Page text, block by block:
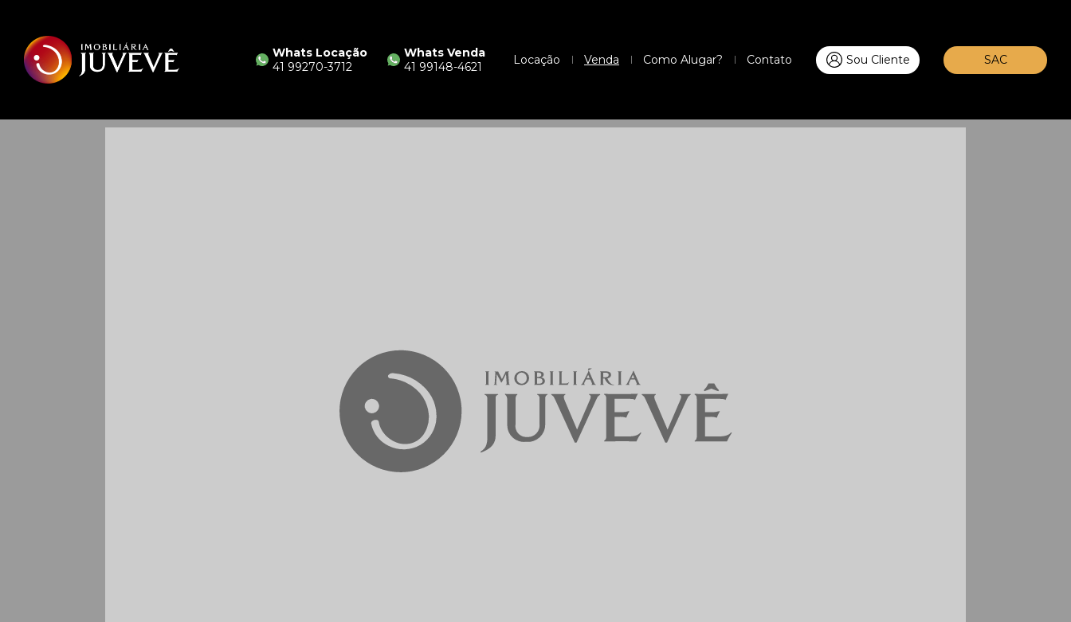
Whats Locação
41 99270-3712
Whats Venda
41 99148-4621
Locação Venda Como Alugar? Contato Sou Cliente SAC